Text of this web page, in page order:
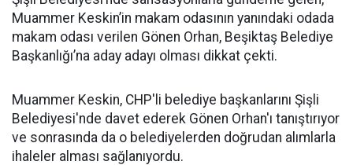
Muammer Keskin’in makam odasının yanındaki odada
makam odası verilen Gönen Orhan, Beşiktaş Belediye
Başkanlığı’na aday adayı olması dikkat çekti.
Muammer Keskin, CHP'li belediye başkanlarını Şişli
Belediyesi'nde davet ederek Gönen Orhan'ı tanıştırıyor
ve sonrasında da o belediyelerden doğrudan alımlarla
ihaleler alması sağlanıyordu.